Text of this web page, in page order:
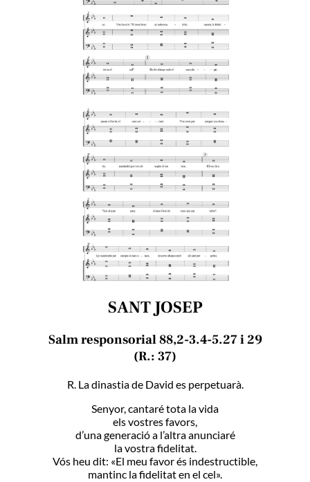
SANT JOSEP
Salm responsorial 88,2-3.4-5.27 i 29
(R.: 37)
R. La dinastia de David es perpetuarà.
Senyor, cantaré tota la vida
els vostres favors,
d’una generació a l’altra anunciaré
la vostra fidelitat.
Vós heu dit: «El meu favor és indestructible,
mantinc la fidelitat en el cel».